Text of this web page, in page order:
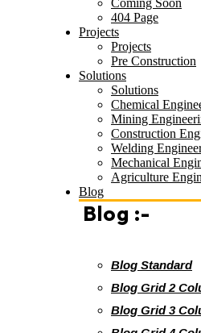
404 Page
Projects
Projects
Pre Construction
Solutions
Solutions
Chemical
Mining
Construction
Welding
Mechanical
Agriculture
Blog
Blog :-
Blog Standard
Blog Grid 2
Blog Grid 3